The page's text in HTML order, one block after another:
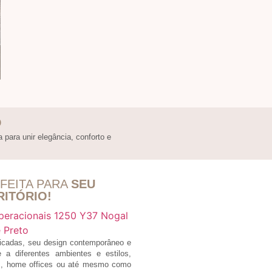
unir elegância, conforto e
PARA SEU
seu design contemporâneo e
a diferentes ambientes e estilos,
home offices ou até mesmo como